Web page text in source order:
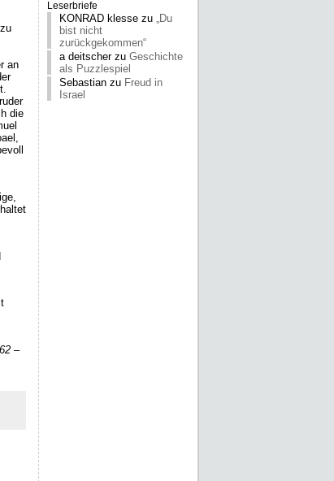
an
die
–
Leserbriefe
KONRAD klesse zu „Du
bist nicht
zurückgekommen“
a deitscherzu Geschichte
als Puzzlespiel
Sebastian zu Freud in
Israel